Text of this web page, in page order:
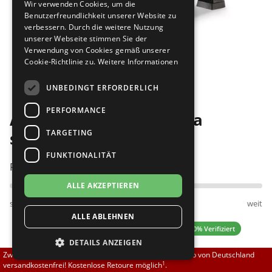
Brautschuhe
Sneaker
Übergrößen 43-44
Flexerinas
Merlet
Nueva Epoca
RayRose
Rummos
Rumpf
SoDanca
TopTanz
Bilder
Anna Kern 624-50 Nappa
schwarz
Passt am besten bei Fußweite:
schmal normal weit
0.00 (0 Bewertungen) ✓ 100% Verifiziert
Zwischen 70,00 EUR und 800,00 EUR liefern wir innerhalb von Deutschland
versandkostenfrei! Kostenlose Retoure möglich1.
Wir verwenden Cookies, um die
Benutzerfreundlichkeit unserer Website zu
verbessern. Durch die weitere Nutzung
unserer Webseite stimmen Sie der
Verwendung von Cookies gemäß unserer
Cookie-Richtlinie zu. Weitere Informationen
UNBEDINGT ERFORDERLICH
PERFORMANCE
TARGETING
FUNKTIONALITÄT
ALLE AKZEPTIEREN
ALLE ABLEHNEN
DETAILS ANZEIGEN